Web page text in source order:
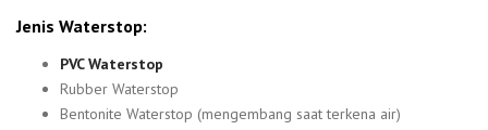
Jenis Waterstop:
PVC Waterstop
Rubber Waterstop
Bentonite Waterstop (mengembang saat terkena air)